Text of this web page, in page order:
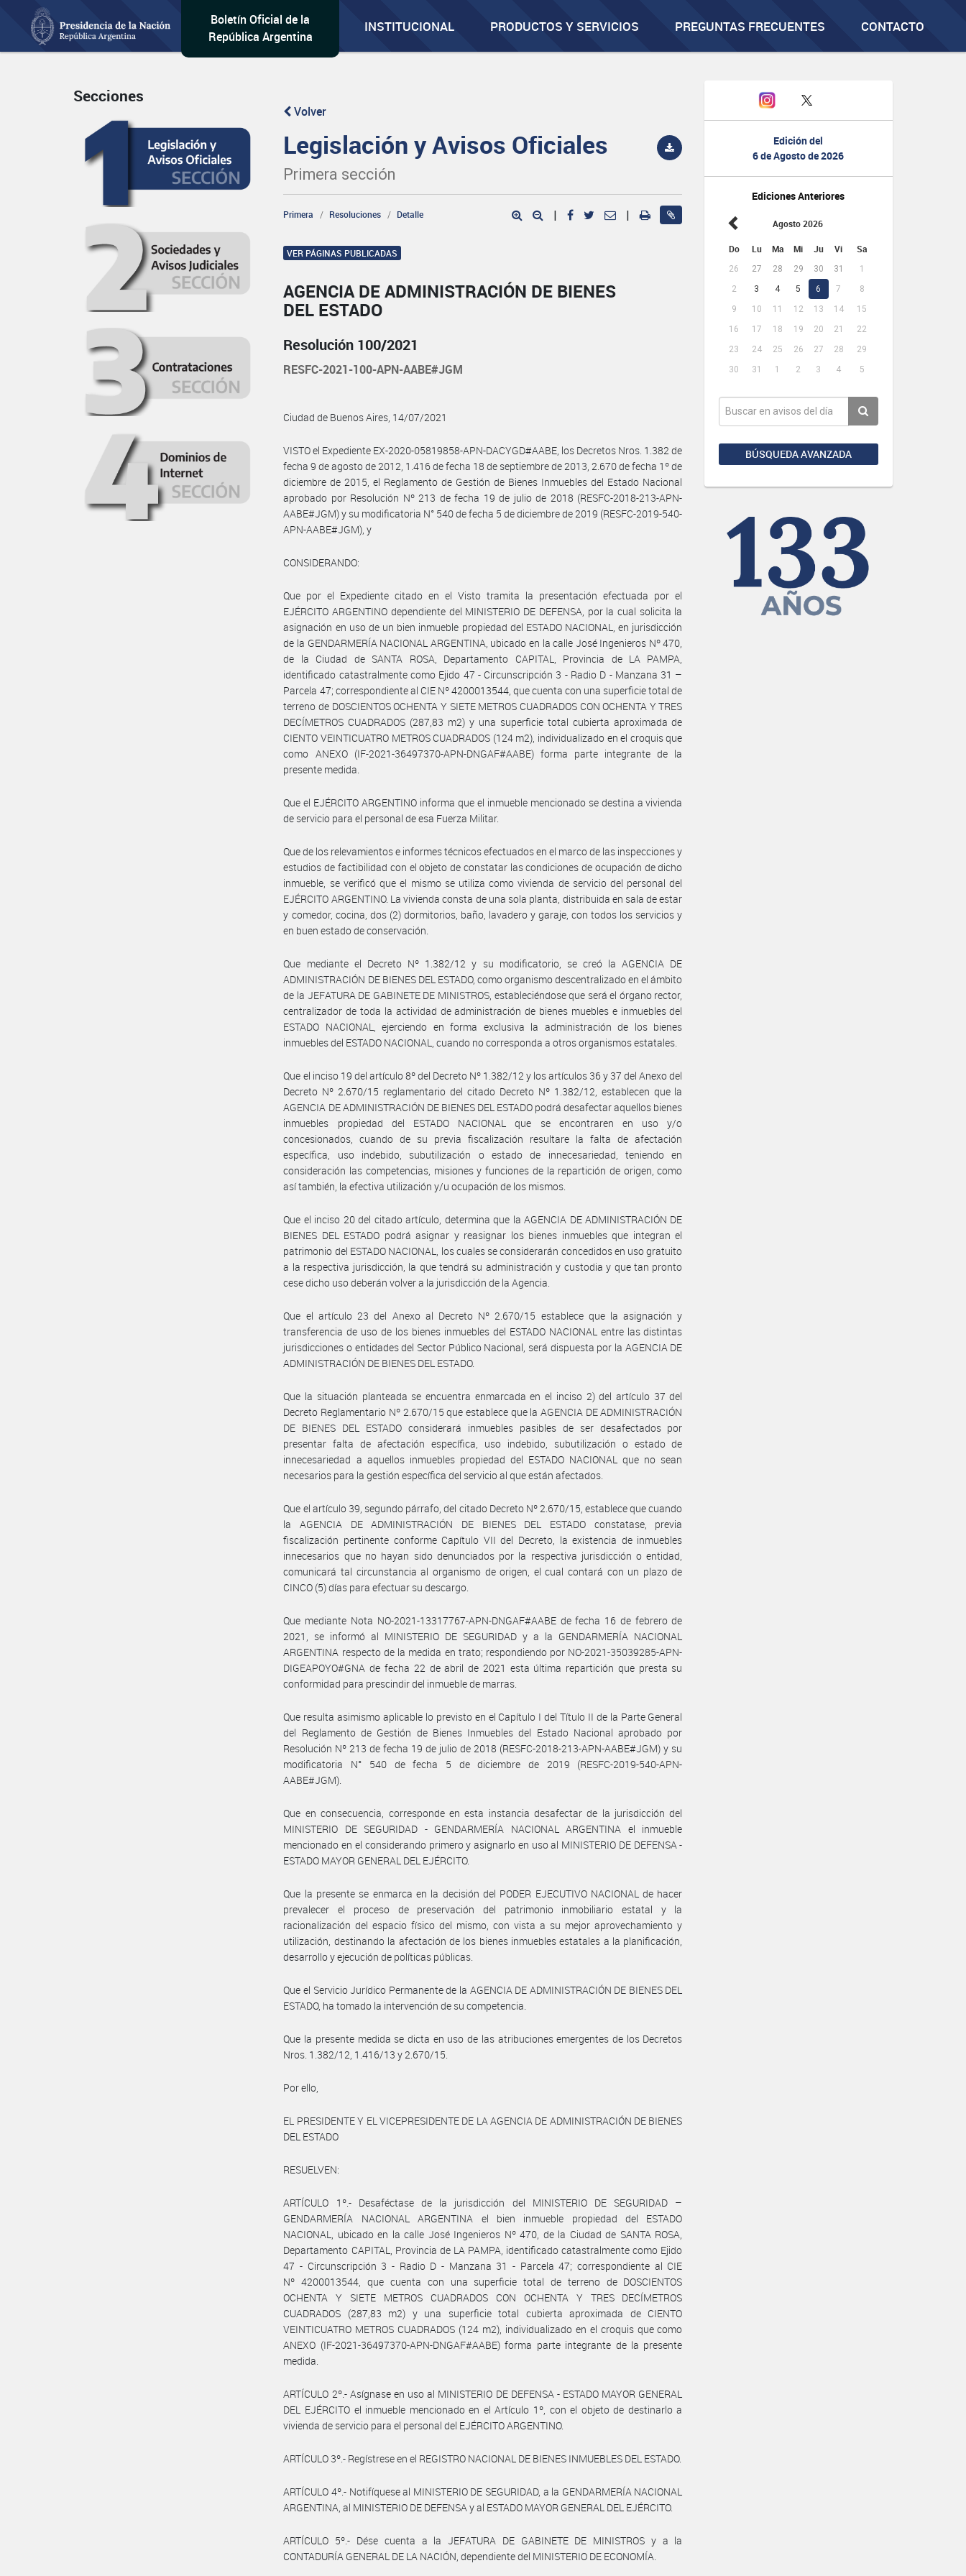
Boletín Oficial de la
República Argentina
INSTITUCIONAL PRODUCTOS Y SERVICIOS PREGUNTAS FRECUENTES CONTACTO
Edición del
6 de Agosto de 2026
Ediciones Anteriores
Agosto 2026
Do Lu Ma Mi Ju Vi Sa
26 27 28 29 30 31
1
2
3 4 5 6 7
8
9
10 11 12 13 14
15
16
17 18 19 20 21
22
23
24 25 26 27 28
29
30
31 1 2 3 4 5
BÚSQUEDA AVANZADA
Secciones
Volver
Legislación y Avisos Oficiales
Primera sección
Primera Resoluciones Detalle | |
VER PÁGINAS PUBLICADAS
AGENCIA DE ADMINISTRACIÓN DE BIENES
DEL ESTADO
Resolución 100/2021
RESFC-2021-100-APN-AABE#JGM
Ciudad de Buenos Aires, 14/07/2021
VISTO el Expediente EX-2020-05819858-APN-DACYGD#AABE, los Decretos Nros. 1.382 de
fecha 9 de agosto de 2012, 1.416 de fecha 18 de septiembre de 2013, 2.670 de fecha 1º de
diciembre de 2015, el Reglamento de Gestión de Bienes Inmuebles del Estado Nacional
aprobado por Resolución Nº 213 de fecha 19 de julio de 2018 (RESFC-2018-213-APN-
AABE#JGM) y su modificatoria N° 540 de fecha 5 de diciembre de 2019 (RESFC-2019-540-
APN-AABE#JGM), y
CONSIDERANDO:
Que por el Expediente citado en el Visto tramita la presentación efectuada por el
EJÉRCITO ARGENTINO dependiente del MINISTERIO DE DEFENSA, por la cual solicita la
asignación en uso de un bien inmueble propiedad del ESTADO NACIONAL, en jurisdicción
de la GENDARMERÍA NACIONAL ARGENTINA, ubicado en la calle José Ingenieros Nº 470,
de la Ciudad de SANTA ROSA, Departamento CAPITAL, Provincia de LA PAMPA,
identificado catastralmente como Ejido 47 - Circunscripción 3 - Radio D - Manzana 31 –
Parcela 47; correspondiente al CIE Nº 4200013544, que cuenta con una superficie total de
terreno de DOSCIENTOS OCHENTA Y SIETE METROS CUADRADOS CON OCHENTA Y TRES
DECÍMETROS CUADRADOS (287,83 m2) y una superficie total cubierta aproximada de
CIENTO VEINTICUATRO METROS CUADRADOS (124 m2), individualizado en el croquis que
como ANEXO (IF-2021-36497370-APN-DNGAF#AABE) forma parte integrante de la
presente medida.
Que el EJÉRCITO ARGENTINO informa que el inmueble mencionado se destina a vivienda
de servicio para el personal de esa Fuerza Militar.
Que de los relevamientos e informes técnicos efectuados en el marco de las inspecciones y
estudios de factibilidad con el objeto de constatar las condiciones de ocupación de dicho
inmueble, se verificó que el mismo se utiliza como vivienda de servicio del personal del
EJÉRCITO ARGENTINO. La vivienda consta de una sola planta, distribuida en sala de estar
y comedor, cocina, dos (2) dormitorios, baño, lavadero y garaje, con todos los servicios y
en buen estado de conservación.
Que mediante el Decreto Nº 1.382/12 y su modificatorio, se creó la AGENCIA DE
ADMINISTRACIÓN DE BIENES DEL ESTADO, como organismo descentralizado en el ámbito
de la JEFATURA DE GABINETE DE MINISTROS, estableciéndose que será el órgano rector,
centralizador de toda la actividad de administración de bienes muebles e inmuebles del
ESTADO NACIONAL, ejerciendo en forma exclusiva la administración de los bienes
inmuebles del ESTADO NACIONAL, cuando no corresponda a otros organismos estatales.
Que el inciso 19 del artículo 8º del Decreto Nº 1.382/12 y los artículos 36 y 37 del Anexo del
Decreto Nº 2.670/15 reglamentario del citado Decreto Nº 1.382/12, establecen que la
AGENCIA DE ADMINISTRACIÓN DE BIENES DEL ESTADO podrá desafectar aquellos bienes
inmuebles propiedad del ESTADO NACIONAL que se encontraren en uso y/o
concesionados, cuando de su previa fiscalización resultare la falta de afectación
específica, uso indebido, subutilización o estado de innecesariedad, teniendo en
consideración las competencias, misiones y funciones de la repartición de origen, como
así también, la efectiva utilización y/u ocupación de los mismos.
Que el inciso 20 del citado artículo, determina que la AGENCIA DE ADMINISTRACIÓN DE
BIENES DEL ESTADO podrá asignar y reasignar los bienes inmuebles que integran el
patrimonio del ESTADO NACIONAL, los cuales se considerarán concedidos en uso gratuito
a la respectiva jurisdicción, la que tendrá su administración y custodia y que tan pronto
cese dicho uso deberán volver a la jurisdicción de la Agencia.
Que el artículo 23 del Anexo al Decreto Nº 2.670/15 establece que la asignación y
transferencia de uso de los bienes inmuebles del ESTADO NACIONAL entre las distintas
jurisdicciones o entidades del Sector Público Nacional, será dispuesta por la AGENCIA DE
ADMINISTRACIÓN DE BIENES DEL ESTADO.
Que la situación planteada se encuentra enmarcada en el inciso 2) del artículo 37 del
Decreto Reglamentario Nº 2.670/15 que establece que la AGENCIA DE ADMINISTRACIÓN
DE BIENES DEL ESTADO considerará inmuebles pasibles de ser desafectados por
presentar falta de afectación específica, uso indebido, subutilización o estado de
innecesariedad a aquellos inmuebles propiedad del ESTADO NACIONAL que no sean
necesarios para la gestión específica del servicio al que están afectados.
Que el artículo 39, segundo párrafo, del citado Decreto Nº 2.670/15, establece que cuando
la AGENCIA DE ADMINISTRACIÓN DE BIENES DEL ESTADO constatase, previa
fiscalización pertinente conforme Capítulo VII del Decreto, la existencia de inmuebles
innecesarios que no hayan sido denunciados por la respectiva jurisdicción o entidad,
comunicará tal circunstancia al organismo de origen, el cual contará con un plazo de
CINCO (5) días para efectuar su descargo.
Que mediante Nota NO-2021-13317767-APN-DNGAF#AABE de fecha 16 de febrero de
2021, se informó al MINISTERIO DE SEGURIDAD y a la GENDARMERÍA NACIONAL
ARGENTINA respecto de la medida en trato; respondiendo por NO-2021-35039285-APN-
DIGEAPOYO#GNA de fecha 22 de abril de 2021 esta última repartición que presta su
conformidad para prescindir del inmueble de marras.
Que resulta asimismo aplicable lo previsto en el Capítulo I del Título II de la Parte General
del Reglamento de Gestión de Bienes Inmuebles del Estado Nacional aprobado por
Resolución Nº 213 de fecha 19 de julio de 2018 (RESFC-2018-213-APN-AABE#JGM) y su
modificatoria N° 540 de fecha 5 de diciembre de 2019 (RESFC-2019-540-APN-
AABE#JGM).
Que en consecuencia, corresponde en esta instancia desafectar de la jurisdicción del
MINISTERIO DE SEGURIDAD - GENDARMERÍA NACIONAL ARGENTINA el inmueble
mencionado en el considerando primero y asignarlo en uso al MINISTERIO DE DEFENSA -
ESTADO MAYOR GENERAL DEL EJÉRCITO.
Que la presente se enmarca en la decisión del PODER EJECUTIVO NACIONAL de hacer
prevalecer el proceso de preservación del patrimonio inmobiliario estatal y la
racionalización del espacio físico del mismo, con vista a su mejor aprovechamiento y
utilización, destinando la afectación de los bienes inmuebles estatales a la planificación,
desarrollo y ejecución de políticas públicas.
Que el Servicio Jurídico Permanente de la AGENCIA DE ADMINISTRACIÓN DE BIENES DEL
ESTADO, ha tomado la intervención de su competencia.
Que la presente medida se dicta en uso de las atribuciones emergentes de los Decretos
Nros. 1.382/12, 1.416/13 y 2.670/15.
Por ello,
EL PRESIDENTE Y EL VICEPRESIDENTE DE LA AGENCIA DE ADMINISTRACIÓN DE BIENES
DEL ESTADO
RESUELVEN:
ARTÍCULO 1º.- Desaféctase de la jurisdicción del MINISTERIO DE SEGURIDAD –
GENDARMERÍA NACIONAL ARGENTINA el bien inmueble propiedad del ESTADO
NACIONAL, ubicado en la calle José Ingenieros Nº 470, de la Ciudad de SANTA ROSA,
Departamento CAPITAL, Provincia de LA PAMPA, identificado catastralmente como Ejido
47 - Circunscripción 3 - Radio D - Manzana 31 - Parcela 47; correspondiente al CIE
Nº 4200013544, que cuenta con una superficie total de terreno de DOSCIENTOS
OCHENTA Y SIETE METROS CUADRADOS CON OCHENTA Y TRES DECÍMETROS
CUADRADOS (287,83 m2) y una superficie total cubierta aproximada de CIENTO
VEINTICUATRO METROS CUADRADOS (124 m2), individualizado en el croquis que como
ANEXO (IF-2021-36497370-APN-DNGAF#AABE) forma parte integrante de la presente
medida.
ARTÍCULO 2º.- Asígnase en uso al MINISTERIO DE DEFENSA - ESTADO MAYOR GENERAL
DEL EJÉRCITO el inmueble mencionado en el Artículo 1º, con el objeto de destinarlo a
vivienda de servicio para el personal del EJÉRCITO ARGENTINO.
ARTÍCULO 3º.- Regístrese en el REGISTRO NACIONAL DE BIENES INMUEBLES DEL ESTADO.
ARTÍCULO 4º.- Notifíquese al MINISTERIO DE SEGURIDAD, a la GENDARMERÍA NACIONAL
ARGENTINA, al MINISTERIO DE DEFENSA y al ESTADO MAYOR GENERAL DEL EJÉRCITO.
ARTÍCULO 5º.- Dése cuenta a la JEFATURA DE GABINETE DE MINISTROS y a la
CONTADURÍA GENERAL DE LA NACIÓN, dependiente del MINISTERIO DE ECONOMÍA.